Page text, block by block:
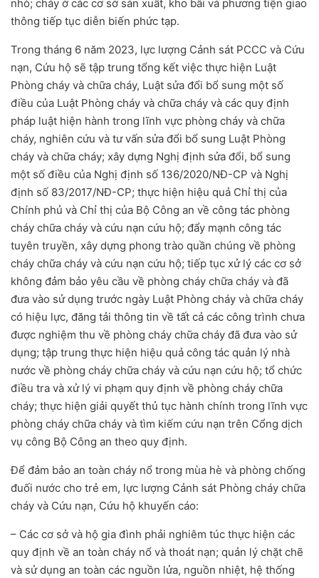
nhỏ; cháy ở các cơ sở sản xuất, kho bãi và phương tiện giao
thông tiếp tục diễn biến phức tạp.
Trong tháng 6 năm 2023, lực lượng Cảnh sát PCCC và Cứu
nạn, Cứu hộ sẽ tập trung tổng kết việc thực hiện Luật
Phòng cháy và chữa cháy, Luật sửa đổi bổ sung một số
điều của Luật Phòng cháy và chữa cháy và các quy định
pháp luật hiện hành trong lĩnh vực phòng cháy và chữa
cháy, nghiên cứu và tư vấn sửa đổi bổ sung Luật Phòng
cháy và chữa cháy; xây dựng Nghị định sửa đổi, bổ sung
một số điều của Nghị định số 136/2020/NĐ-CP và Nghị
định số 83/2017/NĐ-CP; thực hiện hiệu quả Chỉ thị của
Chính phủ và Chỉ thị của Bộ Công an về công tác phòng
cháy chữa cháy và cứu nạn cứu hộ; đẩy mạnh công tác
tuyên truyền, xây dựng phong trào quần chúng về phòng
cháy chữa cháy và cứu nạn cứu hộ; tiếp tục xử lý các cơ sở
không đảm bảo yêu cầu về phòng cháy chữa cháy và đã
đưa vào sử dụng trước ngày Luật Phòng cháy và chữa cháy
có hiệu lực, đăng tải thông tin về tất cả các công trình chưa
được nghiệm thu về phòng cháy chữa cháy đã đưa vào sử
dụng; tập trung thực hiện hiệu quả công tác quản lý nhà
nước về phòng cháy chữa cháy và cứu nạn cứu hộ; tổ chức
điều tra và xử lý vi phạm quy định về phòng cháy chữa
cháy; thực hiện giải quyết thủ tục hành chính trong lĩnh vực
phòng cháy chữa cháy và tìm kiếm cứu nạn trên Cổng dịch
vụ công Bộ Công an theo quy định.
Để đảm bảo an toàn cháy nổ trong mùa hè và phòng chống
đuối nước cho trẻ em, lực lượng Cảnh sát Phòng cháy chữa
cháy và Cứu nạn, Cứu hộ khuyến cáo:
– Các cơ sở và hộ gia đình phải nghiêm túc thực hiện các
quy định về an toàn cháy nổ và thoát nạn; quản lý chặt chẽ
và sử dụng an toàn các nguồn lửa, nguồn nhiệt, hệ thống